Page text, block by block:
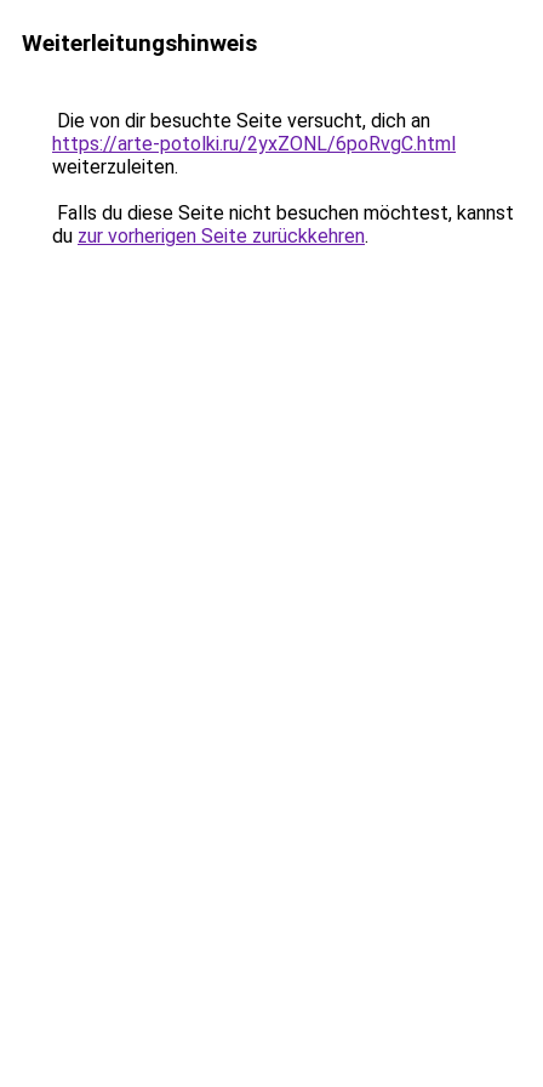
Weiterleitungshinweis
Die von dir besuchte Seite versucht, dich an
https://arte-potolki.ru/2yxZONL/6poRvgC.html
weiterzuleiten.
Falls du diese Seite nicht besuchen möchtest, kannst
du zur vorherigen Seite zurückkehren.